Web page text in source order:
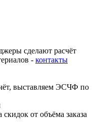
сделают расчёт
- контакты
выставляем ЭСЧФ по
от объёма заказа